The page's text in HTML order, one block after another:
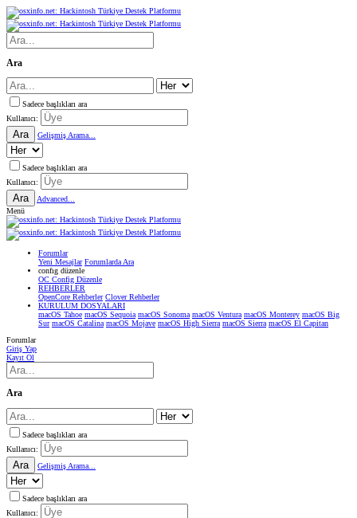
Ara
Sadece başlıkları ara
Kullanıcı:
Ara Gelişmiş Arama...
Sadece başlıkları ara
Kullanıcı:
Ara
Advanced...
Menü
Forumlar
Yeni Mesajlar Forumlarda Ara
confıg düzenle
OC Config Düzenle
REHBERLER
OpenCore Rehberler Clover Rehberler
KURULUM DOSYALARI
macOS Tahoe macOS Sequoia macOS Sonoma macOS Ventura macOS Monterey macOS Big
Sur macOS Catalina macOS Mojave macOS High Sierra macOS Sierra macOS El Capitan
Forumlar
Giriş Yap
Kayıt Ol
Ara
Sadece başlıkları ara
Kullanıcı:
Ara Gelişmiş Arama...
Sadece başlıkları ara
Kullanıcı: